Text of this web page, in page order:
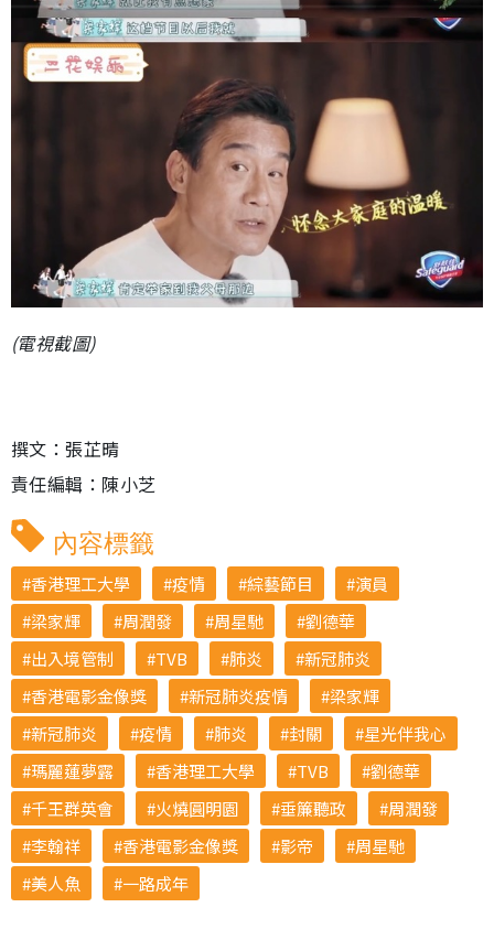
(電視截圖)
撰文：張芷晴
責任編輯：陳小芝
內容標籤
香港理工大學‎ 疫情 綜藝節目
演員
梁家輝
周潤發 周星馳
劉德華
出入境管制
TVB 肺炎
新冠肺炎
香港電影金像獎
新冠肺炎疫情
梁家輝
新冠肺炎
疫情 肺炎 封關
星光伴我心
瑪麗蓮夢露
香港理工大學 TVB
劉德華
千王群英會
火燒圓明園 垂簾聽政
周潤發
李翰祥
香港電影金像獎 影帝
周星馳
美人魚
一路成年